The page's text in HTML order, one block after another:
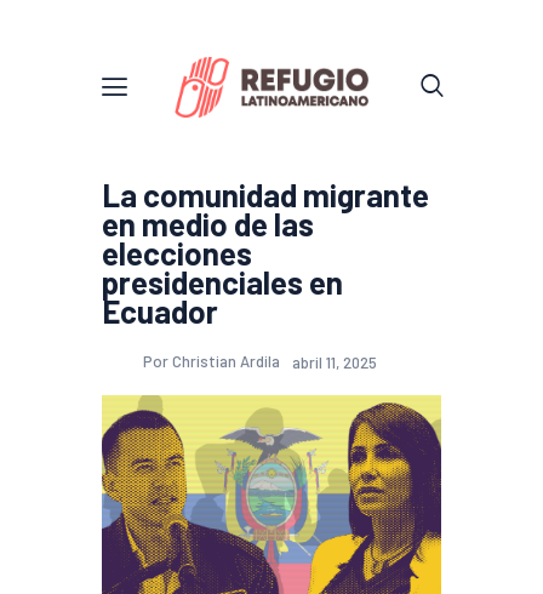
La comunidad migrante
en medio de las
elecciones
presidenciales en
Ecuador
Por Christian Ardila abril 11, 2025